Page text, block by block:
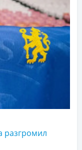
разгромил